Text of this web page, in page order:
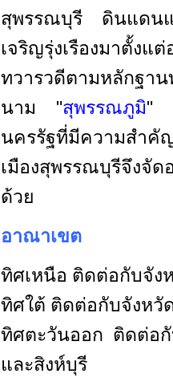
สุพรรณบุรี ดินแดนแ
เจริญรุ่งเรืองมาตั้ง
ทวารวดีตามหลักฐา
นาม "สุพรรณภูมิ"
นครรัฐที่มีความสำคั
เมืองสุพรรณบุรีจึงจัด
ด้วย
อาณาเขต
ทิศเหนือ ติดต่อกับจัง
ทิศใต้ ติดต่อกับจังหวั
ทิศตะวันออก ติดต่อกั
และสิงห์บุรี